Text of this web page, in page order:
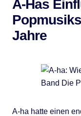
A-Has
Jahre
A-ha hatte einen